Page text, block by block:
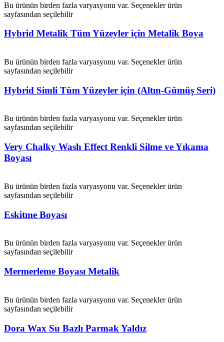
Bu ürünün birden fazla varyasyonu var. Seçenekler ürün
sayfasından seçilebilir
Hybrid Metalik Tüm Yüzeyler için Metalik Boya
Bu ürünün birden fazla varyasyonu var. Seçenekler ürün
sayfasından seçilebilir
Hybrid Simli Tüm Yüzeyler için (Altın-Gümüş Seri)
Bu ürünün birden fazla varyasyonu var. Seçenekler ürün
sayfasından seçilebilir
Very Chalky Wash Effect Renkli Silme ve Yıkama
Boyası
Bu ürünün birden fazla varyasyonu var. Seçenekler ürün
sayfasından seçilebilir
Eskitme Boyası
Bu ürünün birden fazla varyasyonu var. Seçenekler ürün
sayfasından seçilebilir
Mermerleme Boyası Metalik
Bu ürünün birden fazla varyasyonu var. Seçenekler ürün
sayfasından seçilebilir
Dora Wax Su Bazlı Parmak Yaldız